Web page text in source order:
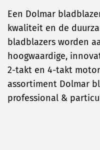
Een Dolmar
kwaliteit en de
bladblazers worden
hoogwaardige,
2-takt en 4-takt
assortiment Dolmar
professional &